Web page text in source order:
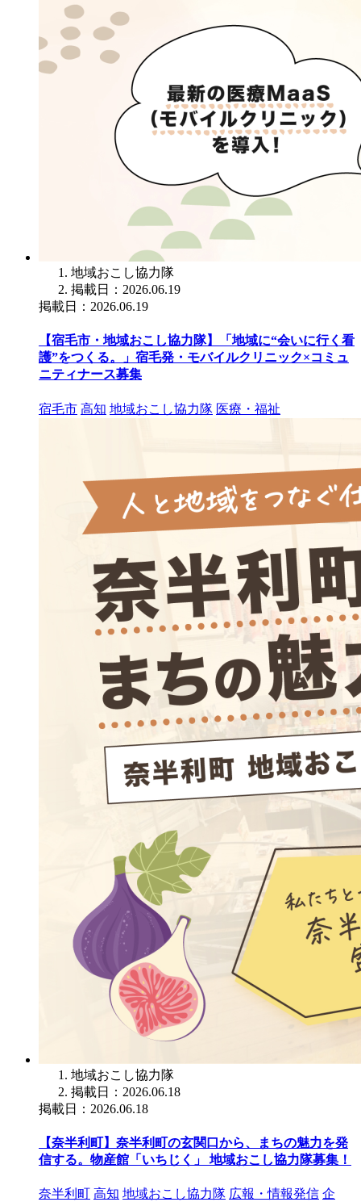
地域おこし協力隊
掲載日：2026.06.19
掲載日：2026.06.19
【宿毛市・地域おこし協力隊】「地域に“会いに行く看
護”をつくる。」宿毛発・モバイルクリニック×コミュ
ニティナース募集
宿毛市 高知 地域おこし協力隊 医療・福祉
地域おこし協力隊
掲載日：2026.06.18
掲載日：2026.06.18
【奈半利町】奈半利町の玄関口から、まちの魅力を発
信する。物産館「いちじく」 地域おこし協力隊募集！
奈半利町 高知 地域おこし協力隊 広報・情報発信 企